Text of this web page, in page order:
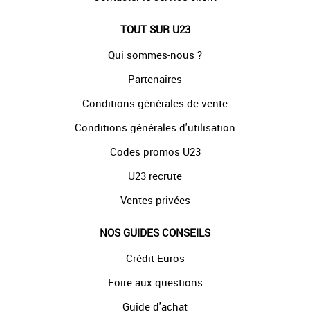
TOUT SUR U23
Qui sommes-nous ?
Partenaires
Conditions générales de vente
Conditions générales d'utilisation
Codes promos U23
U23 recrute
Ventes privées
NOS GUIDES CONSEILS
Crédit Euros
Foire aux questions
Guide d'achat